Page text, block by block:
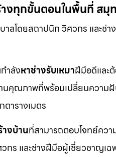
งทุกขั้นตอนในพื้นที่ สมุ
ลโดยสถาปนิก วิศวกร และช่
ำลังหาช่างรับเหมาฝีมือดีและ
นคุณภาพที่พร้อมเปลี่ยนความ
ารางเมตร
างบ้านที่สามารถตอบโจทย์ควา
ร และช่างฝีมือผู้เชี่ยวชาญเฉ